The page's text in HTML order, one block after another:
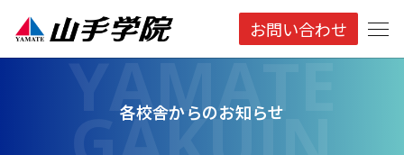
お問い合わせ
各校舎からのお知らせ